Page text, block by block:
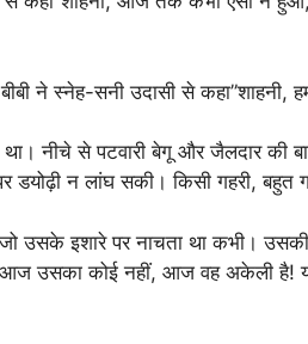
बीबी ने स्नेह-सनी उदासी से कहा”शाहनी,
था। नीचे से पटवारी बेगू और जैलदार की
डयोढ़ी न लांघ सकी। किसी गहरी, बहुत
उसके इशारे पर नाचता था कभी।
उसका कोई नहीं, आज वह अकेली है!